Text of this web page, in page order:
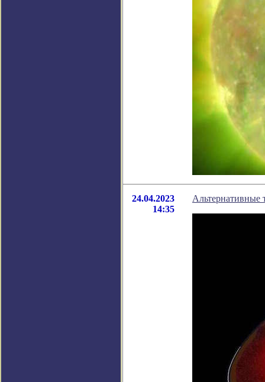
24.04.2023
14:35
Альтернативные